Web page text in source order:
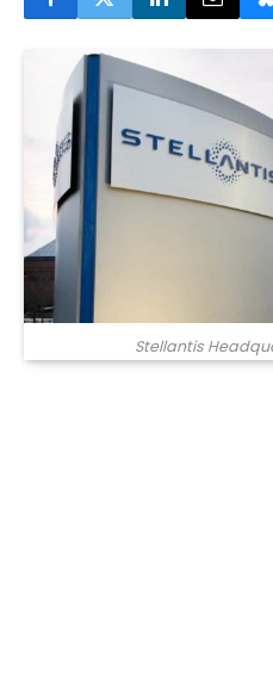
Stellantis